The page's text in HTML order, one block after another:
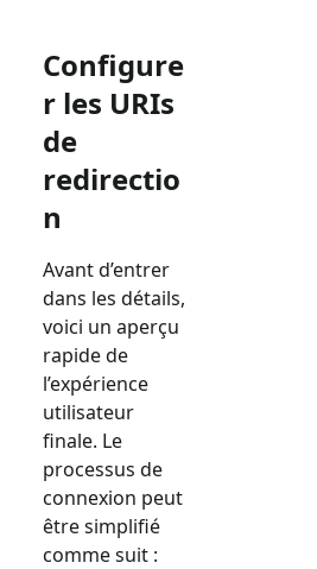
Configure
r les URIs
de
redirectio
n
Avant d’entrer
dans les détails,
voici un aperçu
rapide de
l’expérience
utilisateur
finale. Le
processus de
connexion peut
être simplifié
comme suit :